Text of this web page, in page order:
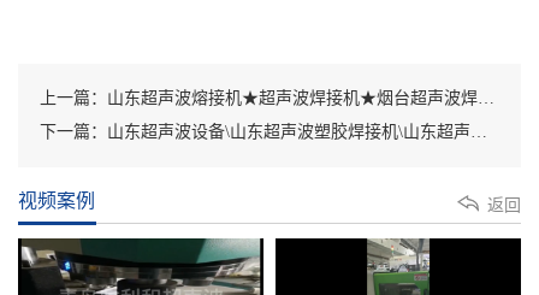
上一篇：山东超声波熔接机★超声波焊接机★烟台超声波焊接机★潍坊超声波熔接机★淄博超声波焊接机★青岛超声波焊接机★青岛超声波模具
下一篇：山东超声波设备\山东超声波塑胶焊接机\山东超声波塑料熔接机\山东超音波设备\山东超声波塑料焊接机
视频案例 返回